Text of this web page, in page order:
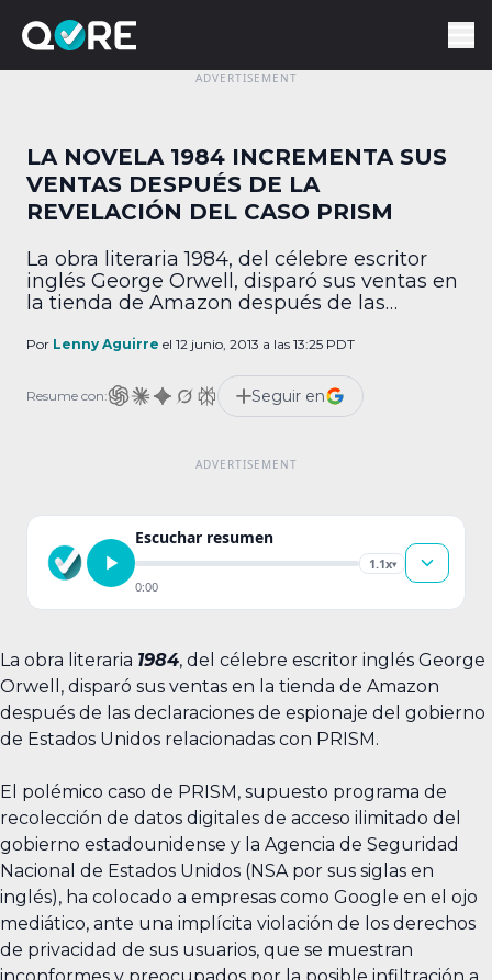
LA NOVELA 1984 INCREMENTA SUS
VENTAS DESPUÉS DE LA
REVELACIÓN DEL CASO PRISM
La obra literaria 1984, del célebre escritor
inglés George Orwell, disparó sus ventas en
la tienda de Amazon después de las
Estados Unidos relacionadas con PRISM. El
programa de recolección de datos digitales
de acceso ilimitado del gobierno
Por Lenny Aguirre el 12 junio, 2013 a las 13:25 PDT
Resume con: Seguir en
Escuchar resumen
1.1x▾
0:00
La obra literaria 1984, del célebre escritor inglés George
Orwell, disparó sus ventas en la tienda de Amazon
después de las declaraciones de espionaje del gobierno
de Estados Unidos relacionadas con PRISM.
El polémico caso de PRISM, supuesto programa de
recolección de datos digitales de acceso ilimitado del
gobierno estadounidense y la Agencia de Seguridad
Nacional de Estados Unidos (NSA por sus siglas en
inglés), ha colocado a empresas como Google en el ojo
mediático, ante una implícita violación de los derechos
de privacidad de sus usuarios, que se muestran